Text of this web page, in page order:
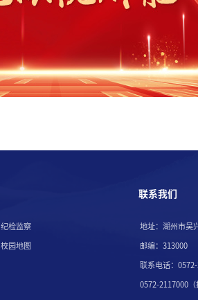
纪检监察
校园地图
联系我们
地址：湖州市吴
邮编：313000
联系电话：
0572-2117000（